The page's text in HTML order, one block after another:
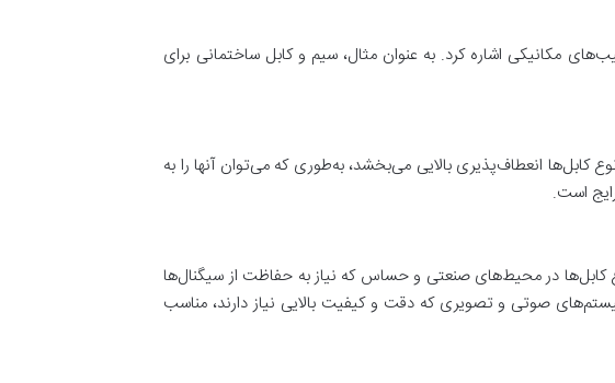
مکانیکی اشاره کرد. به عنوان مثال، سیم و کابل ساختمانی برای
انعطاف‌پذیری بالایی می‌بخشد، به‌طوری که می‌توان آنها را به
است.
کابل‌ها در محیط‌های صنعتی و حساس که نیاز به حفاظت از سیگنال‌ها
سیستم‌های صوتی و تصویری که دقت و کیفیت بالایی نیاز دارند، مناسب